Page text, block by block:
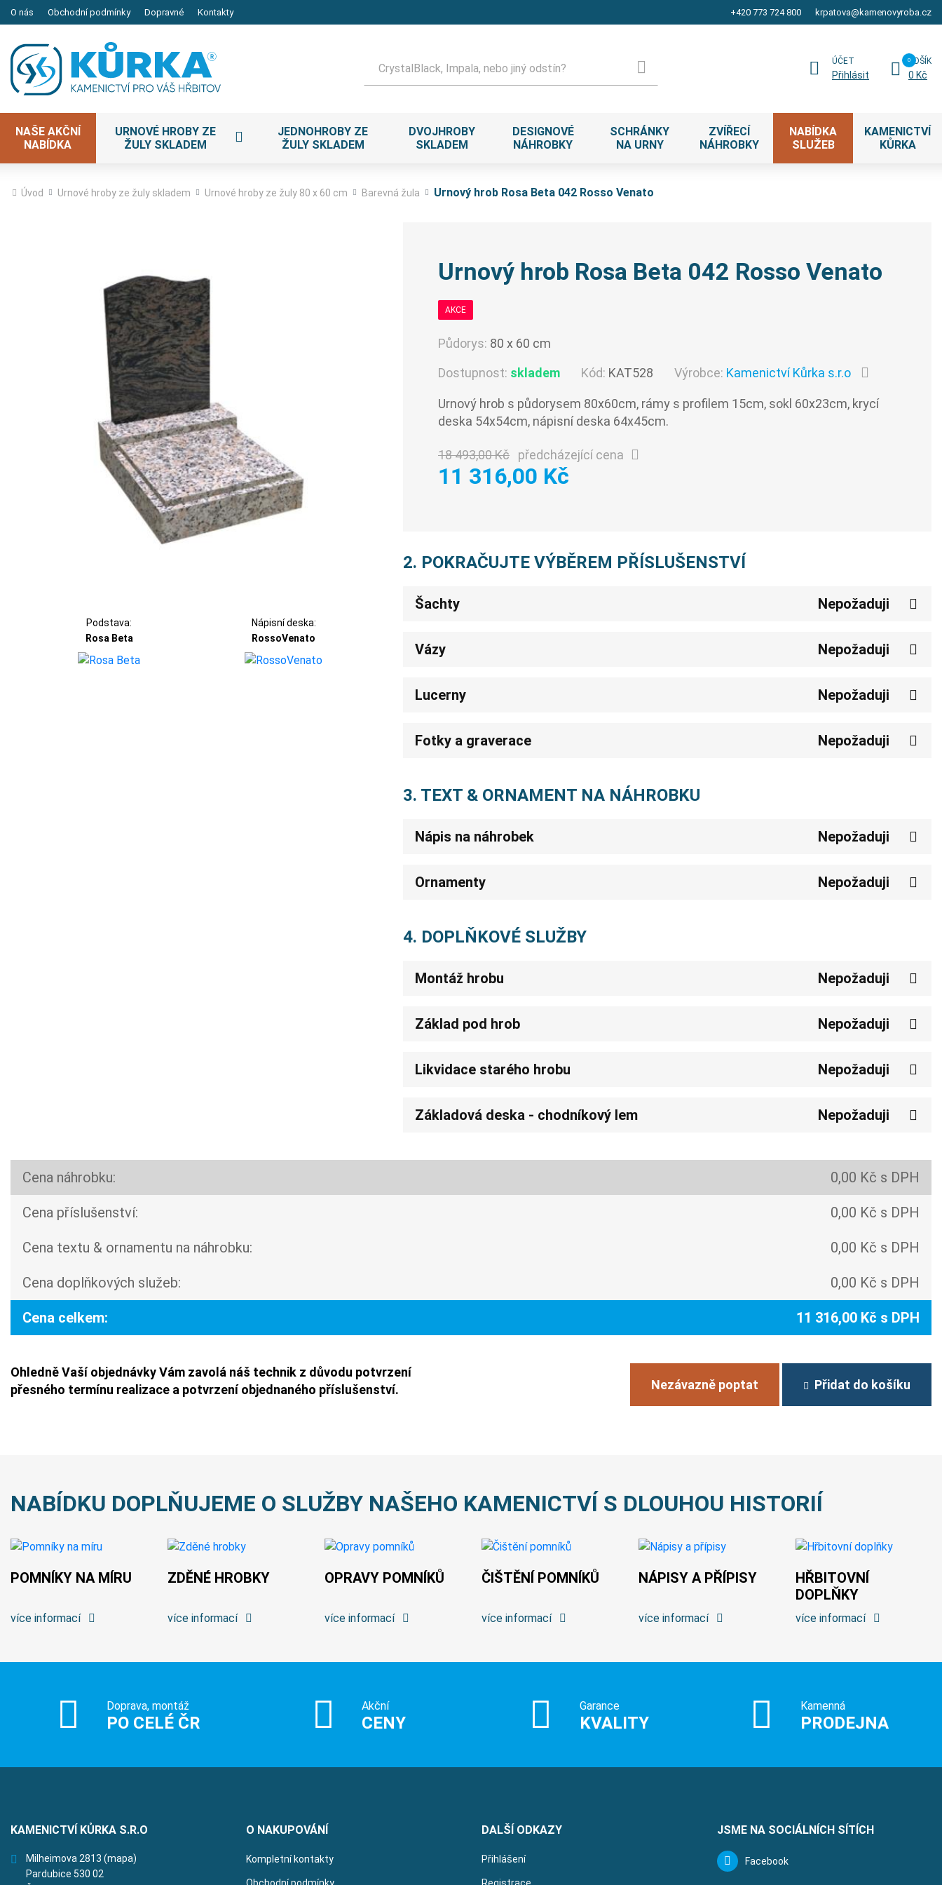
O nás Obchodní podmínky Dopravné Kontakty +420 773 724 800 krpatova@kamenovyroba.cz
ÚČET
Přihlásit
KOŠÍK
0 Kč
NAŠE AKČNÍ
NABÍDKA
URNOVÉ HROBY ZE
ŽULY SKLADEM
JEDNOHROBY ZE
ŽULY SKLADEM
DVOJHROBY
SKLADEM
DESIGNOVÉ
NÁHROBKY
SCHRÁNKY
NA URNY
ZVÍŘECÍ
NÁHROBKY
NABÍDKA
SLUŽEB
KAMENICTVÍ
KŮRKA
Úvod Urnové hroby ze žuly skladem Urnové hroby ze žuly 80 x 60 cm Barevná žula Urnový hrob Rosa Beta 042 Rosso Venato
Podstava:
Rosa Beta
Nápisní deska:
RossoVenato
Urnový hrob Rosa Beta 042 Rosso Venato
AKCE
Půdorys: 80 x 60 cm
Dostupnost: skladem Kód: KAT528 Výrobce: Kamenictví Kůrka s.r.o
Urnový hrob s půdorysem 80x60cm, rámy s profilem 15cm, sokl 60x23cm, krycí
deska 54x54cm, nápisní deska 64x45cm.
18 493,00 Kč předcházející cena
11 316,00 Kč
2. POKRAČUJTE VÝBĚREM PŘÍSLUŠENSTVÍ
Šachty Nepožaduji
Vázy Nepožaduji
Lucerny Nepožaduji
Fotky a graverace Nepožaduji
3. TEXT & ORNAMENT NA NÁHROBKU
Nápis na náhrobek Nepožaduji
Ornamenty Nepožaduji
4. DOPLŇKOVÉ SLUŽBY
Montáž hrobu Nepožaduji
Základ pod hrob Nepožaduji
Likvidace starého hrobu Nepožaduji
Základová deska - chodníkový lem Nepožaduji
Cena náhrobku: 0,00 Kč s DPH
Cena příslušenství: 0,00 Kč s DPH
Cena textu & ornamentu na náhrobku: 0,00 Kč s DPH
Cena doplňkových služeb: 0,00 Kč s DPH
Cena celkem: 11 316,00 Kč s DPH
Ohledně Vaší objednávky Vám zavolá náš technik z důvodu potvrzení
přesného termínu realizace a potvrzení objednaného příslušenství.
Nezávazně poptat Přidat do košíku
NABÍDKU DOPLŇUJEME O SLUŽBY NAŠEHO KAMENICTVÍ S DLOUHOU HISTORIÍ
POMNÍKY NA MÍRU
více informací
ZDĚNÉ HROBKY
více informací
OPRAVY POMNÍKŮ
více informací
ČIŠTĚNÍ POMNÍKŮ
více informací
NÁPISY A PŘÍPISY
více informací
HŘBITOVNÍ
DOPLŇKY
více informací
Doprava, montáž
PO CELÉ ČR
Akční
CENY
Garance
KVALITY
Kamenná
PRODEJNA
KAMENICTVÍ KŮRKA S.R.O
Milheimova 2813 (mapa)
Pardubice 530 02
O NAKUPOVÁNÍ
Kompletní kontakty
Obchodní podmínky
DALŠÍ ODKAZY
Přihlášení
Registrace
JSME NA SOCIÁLNÍCH SÍTÍCH
Facebook